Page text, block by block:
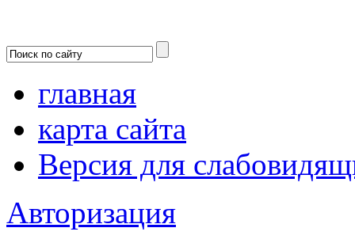
главная
карта сайта
Версия для
Авторизация